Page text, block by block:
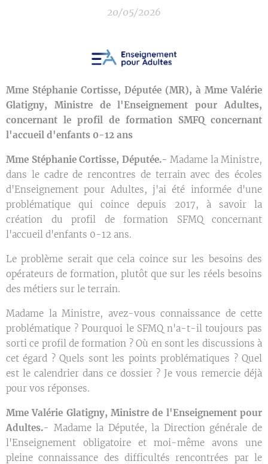
20/05/2026
Mme Stéphanie Cortisse, Députée (MR), à Mme Valérie
Glatigny, Ministre de l'Enseignement pour Adultes,
concernant le profil de formation SMFQ concernant
l'accueil d'enfants 0-12 ans
Mme Stéphanie Cortisse, Députée.- Madame la Ministre,
dans le cadre de rencontres de terrain avec des écoles
d'Enseignement pour Adultes, j'ai été informée d'une
problématique qui coince depuis 2017, à savoir la
création du profil de formation SFMQ concernant
l'accueil d'enfants 0-12 ans.
Le problème serait que cela coince sur les besoins des
opérateurs de formation, plutôt que sur les réels besoins
des métiers sur le terrain.
Madame la Ministre, avez-vous connaissance de cette
problématique ? Pourquoi le SFMQ n'a-t-il toujours pas
sorti ce profil de formation ? Où en sont les discussions à
cet égard ? Quels sont les points problématiques ? Quel
est le calendrier dans ce dossier ? Je vous remercie déjà
pour vos réponses.
Mme Valérie Glatigny, Ministre de l'Enseignement pour
Adultes.- Madame la Députée, la Direction générale de
l'Enseignement obligatoire et moi-même avons une
pleine connaissance des difficultés rencontrées par le